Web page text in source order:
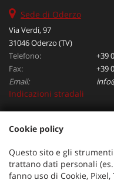
Sede di Oderzo
Via Verdi, 97
31046 Oderzo (TV)
Telefono:
+39
Fax:
+39
Email:
Indicazioni stradali
Dati fiscali:
Automobili Vendramini srl
Via Verdi, 97, Oderzo (TV)
C.F/P.IVA:04823130267
Cookie policy
Questo sito e gli
trattano dati personali
fanno uso di Cookie,